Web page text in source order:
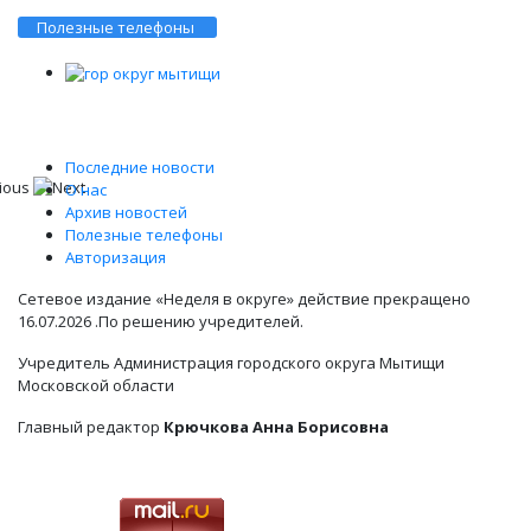
Полезные телефоны
Последние новости
О нас
Архив новостей
Полезные телефоны
Авторизация
Сетевое издание «Неделя в округе» действие прекращено
16.07.2026 .По решению учредителей.
Учредитель Администрация городского округа Мытищи
Московской области
Главный редактор Крючкова Анна Борисовна